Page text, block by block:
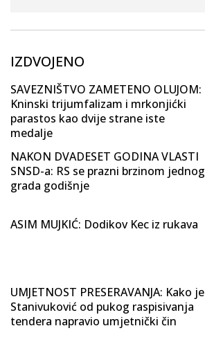
IZDVOJENO
SAVEZNIŠTVO ZAMETENO OLUJOM:
Kninski trijumfalizam i mrkonjićki
parastos kao dvije strane iste
medalje
NAKON DVADESET GODINA VLASTI
SNSD-a: RS se prazni brzinom jednog
grada godišnje
ASIM MUJKIĆ: Dodikov Kec iz rukava
UMJETNOST PRESERAVANJA: Kako je
Stanivuković od pukog raspisivanja
tendera napravio umjetnički čin